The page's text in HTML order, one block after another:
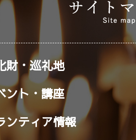
財・巡礼地
ント・講座
ンティア情報